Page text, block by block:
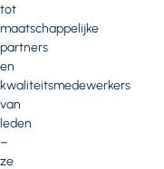
tot
maatschappelijke
partners
en
kwaliteitsmedewerkers
van
leden
–
ze